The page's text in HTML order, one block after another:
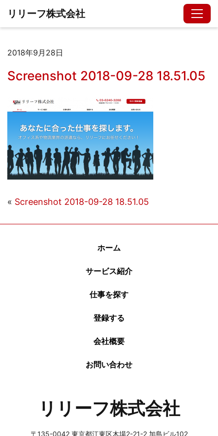
リリーフ株式会社
2018年9月28日
Screenshot 2018-09-28 18.51.05
« Screenshot 2018-09-28 18.51.05
ホーム
サービス紹介
仕事を探す
登録する
会社概要
お問い合わせ
リリーフ株式会社
〒135-0042 東京都江東区木場2-21-2 加島ビル102